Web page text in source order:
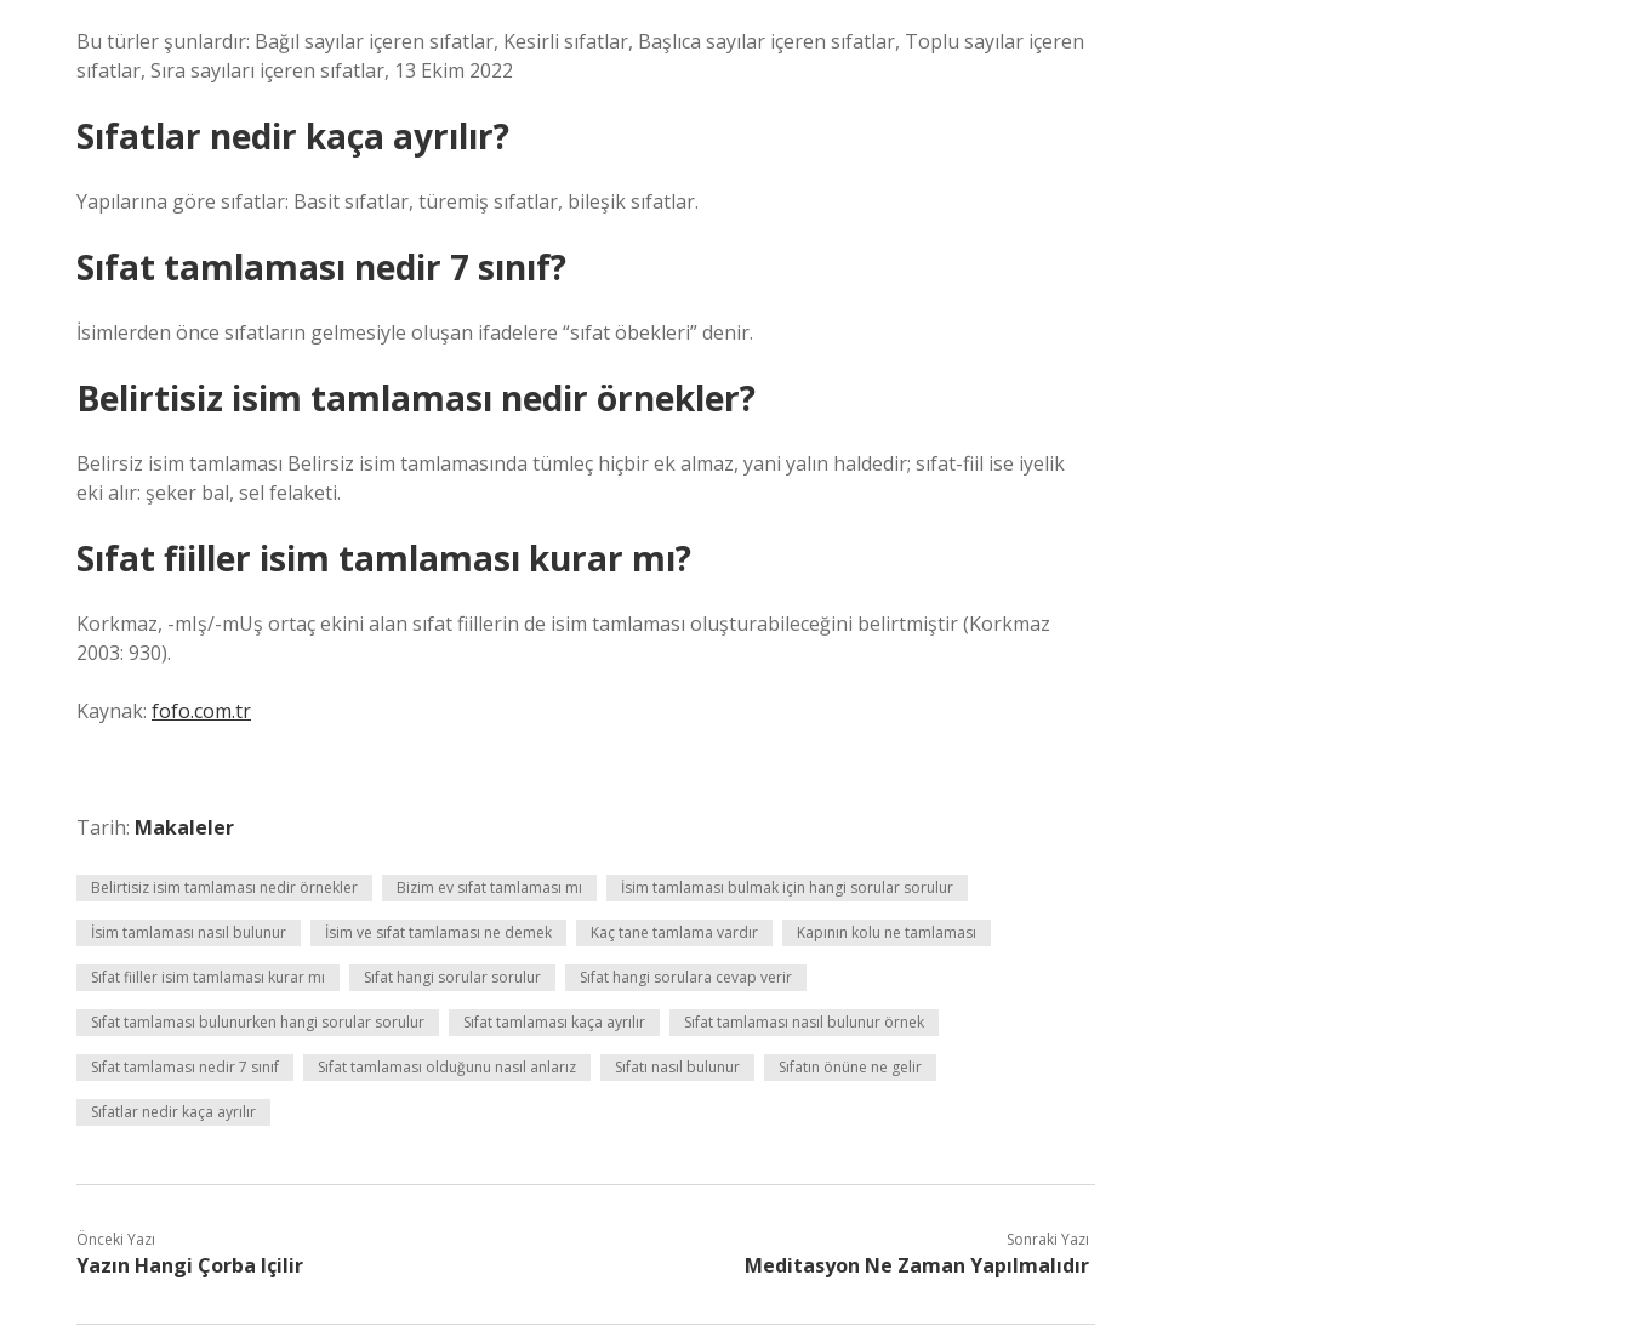
Bu türler şunlardır: Bağıl sayılar içeren sıfatlar, Kesirli sıfatlar, Başlıca sayılar içeren sıfatlar, Toplu sayılar içeren
sıfatlar, Sıra sayıları içeren sıfatlar, 13 Ekim 2022
Sıfatlar nedir kaça ayrılır?
Yapılarına göre sıfatlar: Basit sıfatlar, türemiş sıfatlar, bileşik sıfatlar.
Sıfat tamlaması nedir 7 sınıf?
İsimlerden önce sıfatların gelmesiyle oluşan ifadelere “sıfat öbekleri” denir.
Belirtisiz isim tamlaması nedir örnekler?
Belirsiz isim tamlaması Belirsiz isim tamlamasında tümleç hiçbir ek almaz, yani yalın haldedir; sıfat-fiil ise iyelik
eki alır: şeker bal, sel felaketi.
Sıfat fiiller isim tamlaması kurar mı?
Korkmaz, -mIş/-mUş ortaç ekini alan sıfat fiillerin de isim tamlaması oluşturabileceğini belirtmiştir (Korkmaz
2003: 930).
Kaynak: fofo.com.tr
Tarih: Makaleler
Belirtisiz isim tamlaması nedir örnekler Bizim ev sıfat tamlaması mı İsim tamlaması bulmak için hangi sorular sorulur
İsim tamlaması nasıl bulunur İsim ve sıfat tamlaması ne demek Kaç tane tamlama vardır Kapının kolu ne tamlaması
Sıfat fiiller isim tamlaması kurar mı Sıfat hangi sorular sorulur Sıfat hangi sorulara cevap verir
Sıfat tamlaması bulunurken hangi sorular sorulur Sıfat tamlaması kaça ayrılır Sıfat tamlaması nasıl bulunur örnek
Sıfat tamlaması nedir 7 sınıf Sıfat tamlaması olduğunu nasıl anlarız Sıfatı nasıl bulunur Sıfatın önüne ne gelir
Sıfatlar nedir kaça ayrılır
Önceki Yazı
Yazın Hangi Çorba Içilir
Sonraki Yazı
Meditasyon Ne Zaman Yapılmalıdır